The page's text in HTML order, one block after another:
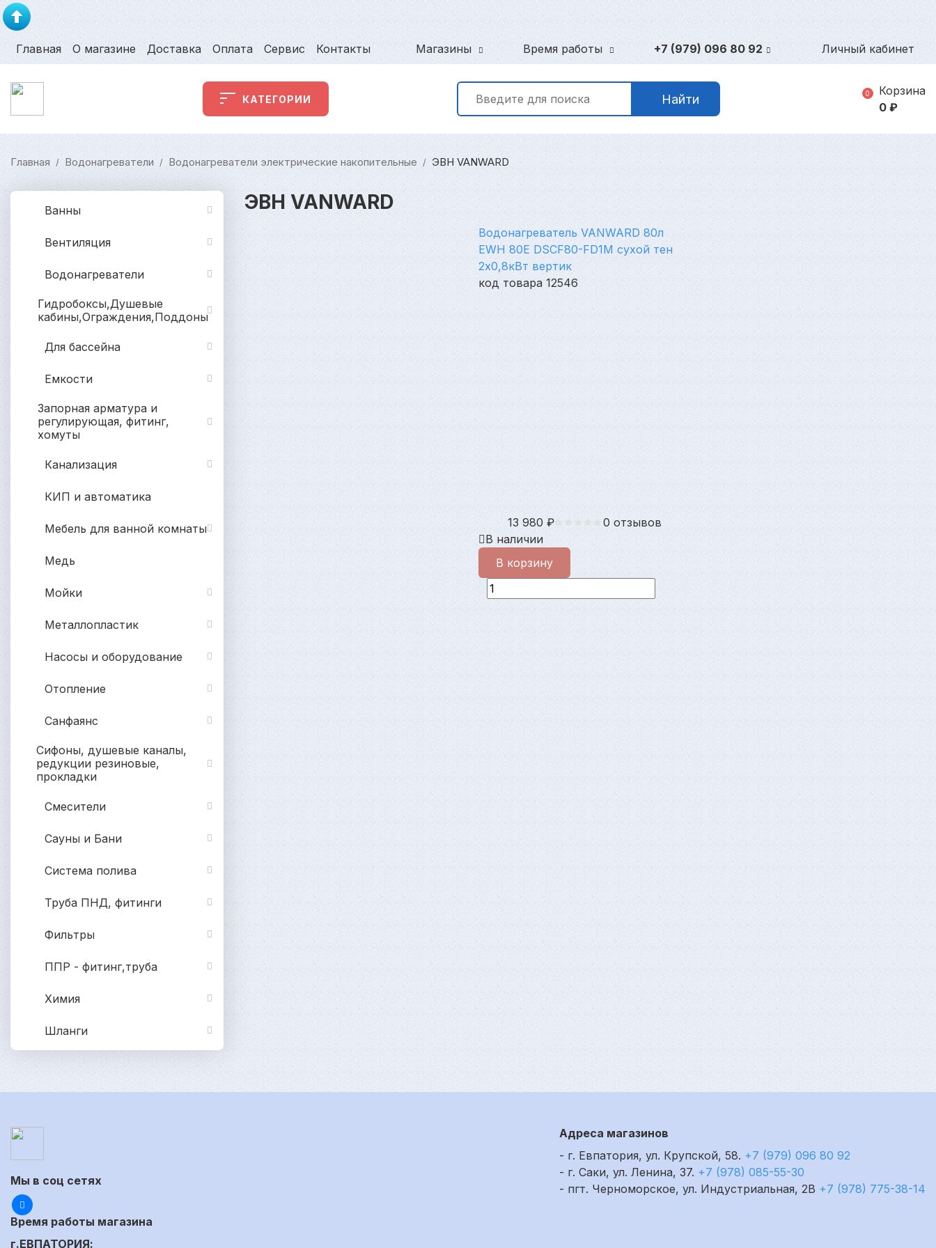
Главная О магазине Доставка Оплата Сервис Контакты Магазины Время работы +7 (979) 096 80 92 Личный кабинет
КАТЕГОРИИ Найти 0
Корзина
0 ₽
Главная / Водонагреватели / Водонагреватели электрические накопительные / ЭВН VANWARD
Ванны
Вентиляция
Водонагреватели
Гидробоксы,Душевые
кабины,Ограждения,Поддоны
Для бассейна
Емкости
Запорная арматура и
регулирующая, фитинг,
хомуты
Канализация
КИП и автоматика
Мебель для ванной комнаты
Медь
Мойки
Металлопластик
Насосы и оборудование
Отопление
Санфаянс
Сифоны, душевые каналы,
редукции резиновые,
прокладки
Смесители
Сауны и Бани
Система полива
Труба ПНД, фитинги
Фильтры
ППР - фитинг,труба
Химия
Шланги
ЭВН VANWARD
Водонагреватель VANWARD 80л
EWH 80E DSCF80-FD1M сухой тен
2х0,8кВт вертик
код товара 12546
13 980 ₽
0 отзывов
В наличии
В корзину
Мы в соц сетях
Адреса магазинов
- г. Евпатория, ул. Крупской, 58. +7 (979) 096 80 92
- г. Саки, ул. Ленина, 37. +7 (978) 085-55-30
- пгт. Черноморское, ул. Индустриальная, 2В +7 (978) 775-38-14
Время работы магазина
г.ЕВПАТОРИЯ: